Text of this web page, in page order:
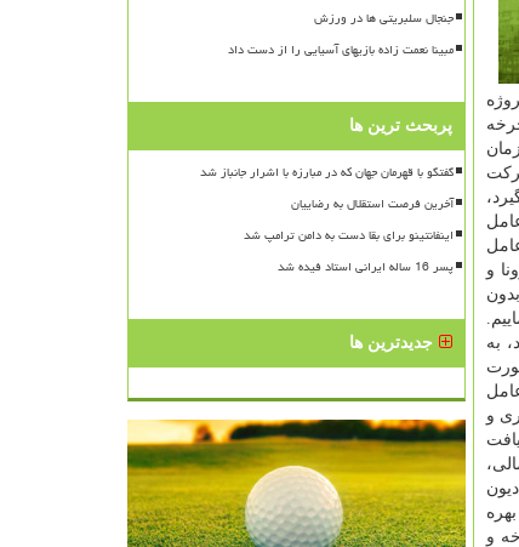
گیرد،
عامل
و
و بدون
به
و
و
جنجال سلبریتی ها در ورزش
مبینا نعمت زاده بازیهای آسیایی را از دست داد
پربحث ترین ها
گفتگو با قهرمان جهان که در مبارزه با اشرار جانباز شد
آخرین فرصت استقلال به رضاییان
اینفانتینو برای بقا دست به دامن ترامپ شد
پسر 16 ساله ایرانی استاد فیده شد
جدیدترین ها